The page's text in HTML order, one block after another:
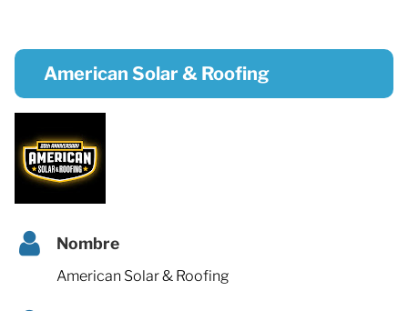
American Solar & Roofing
Nombre
American Solar & Roofing